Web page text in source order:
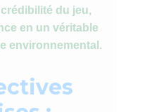
du jeu,
en un véritable
environnemental.